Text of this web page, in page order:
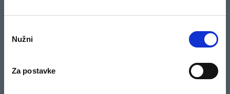
pristanka
Nužni
Za postavke
Česta pitanja